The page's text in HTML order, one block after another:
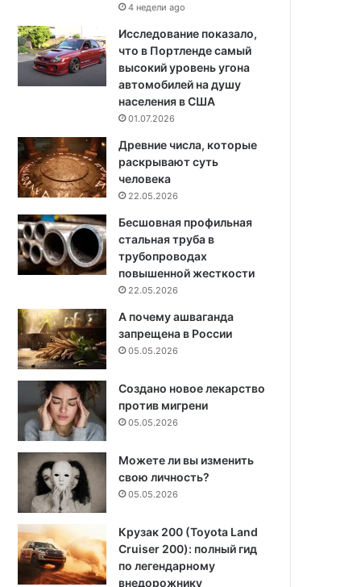
4 недели ago
Исследование показало,
что в Портленде самый
высокий уровень угона
автомобилей на душу
населения в США
01.07.2026
Древние числа, которые
раскрывают суть
человека
22.05.2026
Бесшовная профильная
стальная труба в
трубопроводах
повышенной жесткости
22.05.2026
А почему ашваганда
запрещена в России
05.05.2026
Создано новое лекарство
против мигрени
05.05.2026
Можете ли вы изменить
свою личность?
05.05.2026
Крузак 200 (Toyota Land
Cruiser 200): полный гид
по легендарному
внедорожнику